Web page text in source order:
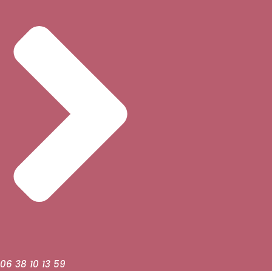
06 38 10 13 59